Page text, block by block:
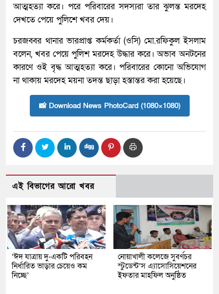
আত্মহত্যা করে। পরে পরিবারের সদস্যরা তার ঝুলন্ত মরদেহ
দেখতে পেয়ে পুলিশে খবর দেয়।
চরজব্বর থানার ভারপ্রাপ্ত কর্মকর্তা (ওসি) মো.রফিকুল ইসলাম
বলেন, খবর পেয়ে পুলিশ মরদেহ উদ্ধার করে। অভাব অনটনের
কারণে ওই বৃদ্ধ আত্মহত্যা করে। পরিবারের কোনো অভিযোগ
না থাকায় মরদেহ ময়না তদন্ত ছাড়া হস্তান্তর করা হয়েছে।
📸 Download News PhotoCard (1080×1080)
এই বিভাগের আরো খবর
‘ঈদ যাত্রায় দু-একটি পরিবহন
নির্ধারিত ভাড়ার চেয়েও কম
নিচ্ছে’
নোয়াখালী কলেজে সুবর্ণচর
স্টুডেন্ট’স এ্যাসোসিয়েশনের
ইফতার মাহফিল অনুষ্ঠিত